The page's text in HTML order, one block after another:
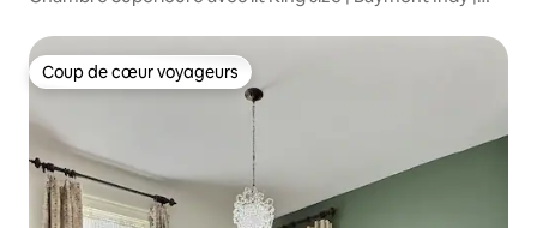
Coup de cœur voyageurs
Coup de cœur voyageurs